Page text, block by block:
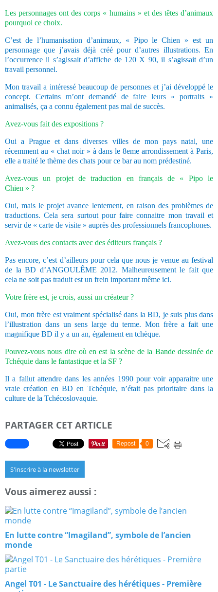
Les personnages ont des corps « humains » et des têtes d’animaux
pourquoi ce choix.
C’est de l’humanisation d’animaux, « Pipo le Chien » est un
personnage que j’avais déjà créé pour d’autres illustrations. En
l’occurrence il s’agissait d’affiche de 120 X 90, il s’agissait d’un
travail personnel.
Mon travail a intéressé beaucoup de personnes et j’ai développé le
concept. Certains m’ont demandé de faire leurs « portraits »
animalisés, ça a connu également pas mal de succès.
Avez-vous fait des expositions ?
Oui a Prague et dans diverses villes de mon pays natal, une
récemment au « chat noir » à dans le 8eme arrondissement à Paris,
elle a traité le thème des chats pour ce bar au nom prédestiné.
Avez-vous un projet de traduction en français de « Pipo le
Chien » ?
Oui, mais le projet avance lentement, en raison des problèmes de
traductions. Cela sera surtout pour faire connaitre mon travail et
servir de « carte de visite » auprès des professionnels francophones.
Avez-vous des contacts avec des éditeurs français ?
Pas encore, c’est d’ailleurs pour cela que nous je venue au festival
de la BD d’ANGOULÊME 2012. Malheureusement le fait que
cela ne soit pas traduit est un frein important même ici.
Votre frère est, je crois, aussi un créateur ?
Oui, mon frère est vraiment spécialisé dans la BD, je suis plus dans
l’illustration dans un sens large du terme. Mon frère a fait une
magnifique BD il y a un an, également en tchèque.
Pouvez-vous nous dire où en est la scène de la Bande dessinée de
Tchéquie dans le fantastique et la SF ?
Il a fallut attendre dans les années 1990 pour voir apparaitre une
vraie création en BD en Tchéquie, n’était pas prioritaire dans la
culture de la Tchécoslovaquie.
PARTAGER CET ARTICLE
Repost 0
S'inscrire à la newsletter
Vous aimerez aussi :
En lutte contre “Imagiland”, symbole de l’ancien
monde
Angel T01 - Le Sanctuaire des hérétiques - Première